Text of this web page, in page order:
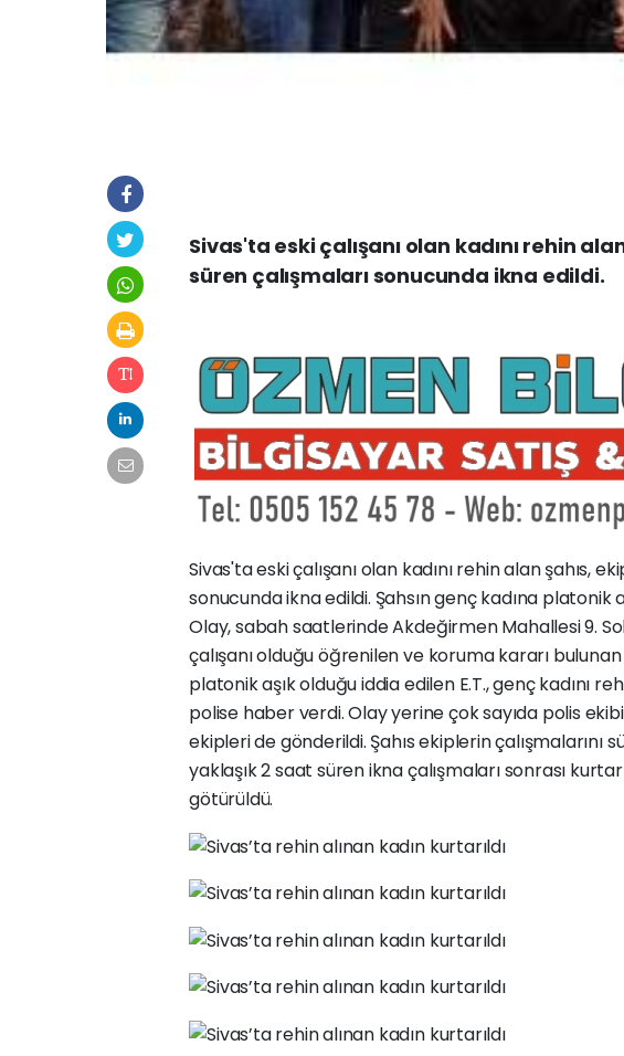
Sivas'ta eski çalışanı olan kadını rehin
süren çalışmaları sonucunda ikna edildi.
Sivas'ta eski çalışanı olan kadını rehin alan şahıs,
sonucunda ikna edildi. Şahsın genç kadına platonik
Olay, sabah saatlerinde Akdeğirmen Mahallesi 9.
çalışanı olduğu öğrenilen ve koruma kararı bulunan
platonik aşık olduğu iddia edilen E.T., genç kadını
polise haber verdi. Olay yerine çok sayıda polis
ekipleri de gönderildi. Şahıs ekiplerin çalışmalarını
yaklaşık 2 saat süren ikna çalışmaları sonrası
götürüldü.